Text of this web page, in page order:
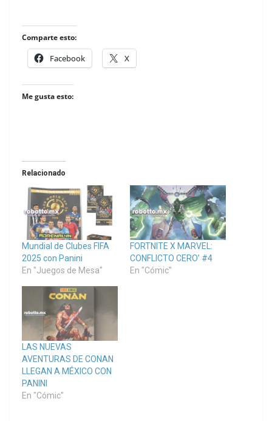
Comparte esto:
Facebook X
Me gusta esto:
Relacionado
Mundial de Clubes FIFA
2025 con Panini
En "Juegos de Mesa"
FORTNITE X MARVEL:
CONFLICTO CERO’ #4
En "Cómic"
LAS NUEVAS
AVENTURAS DE CONAN
LLEGAN A MÉXICO CON
PANINI
En "Cómic"